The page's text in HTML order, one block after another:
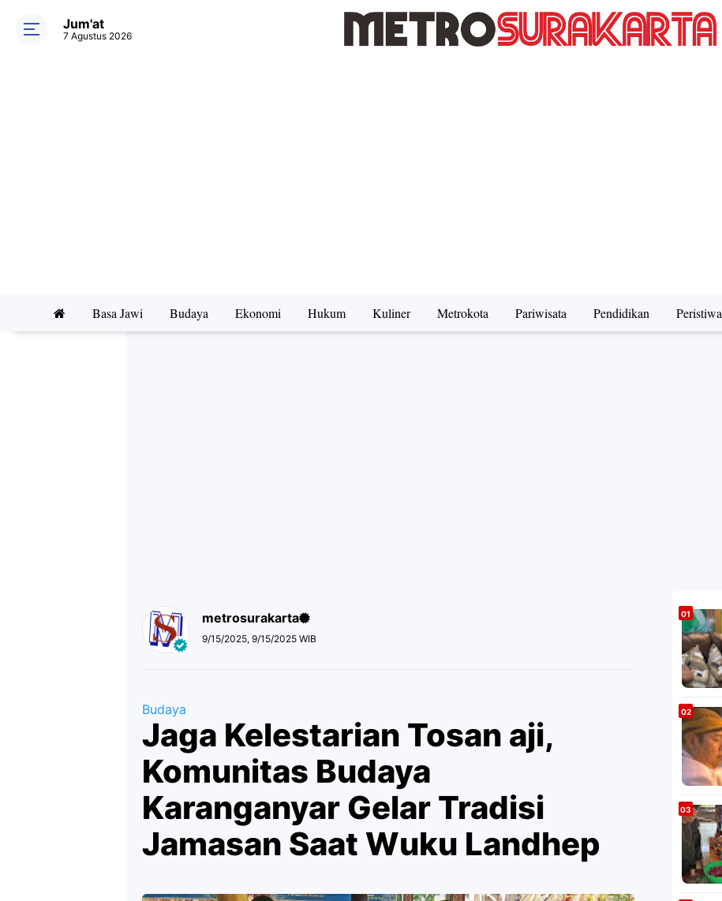
Jum'at
7 Agustus 2026
Basa Jawi Budaya Ekonomi Hukum Kuliner Metrokota Pariwisata Pendidikan Peristiwa
metrosurakarta
9/15/2025, 9/15/2025 WIB
Budaya
Jaga Kelestarian Tosan aji,
Komunitas Budaya
Karanganyar Gelar Tradisi
Jamasan Saat Wuku Landhep